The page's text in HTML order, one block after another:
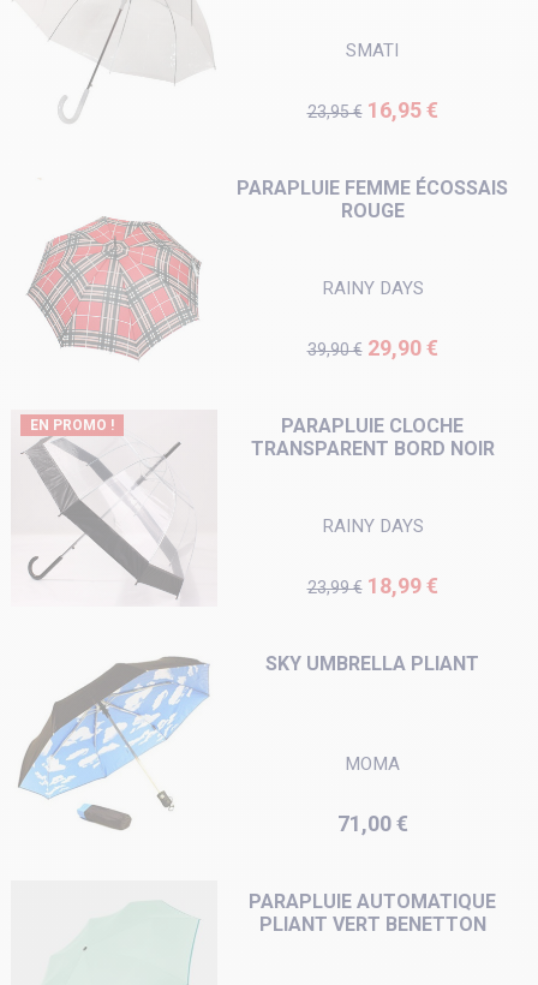
SMATI
Prix de base
23,95 € Prix
16,95 €
PARAPLUIE FEMME ÉCOSSAIS
ROUGE
RAINY DAYS
Prix de base
39,90 € Prix
29,90 €
PARAPLUIE CLOCHE
TRANSPARENT BORD NOIR
RAINY DAYS
Prix de base
23,99 € Prix
18,99 €
EN PROMO !
SKY UMBRELLA PLIANT
MOMA
Prix
71,00 €
PARAPLUIE AUTOMATIQUE
PLIANT VERT BENETTON